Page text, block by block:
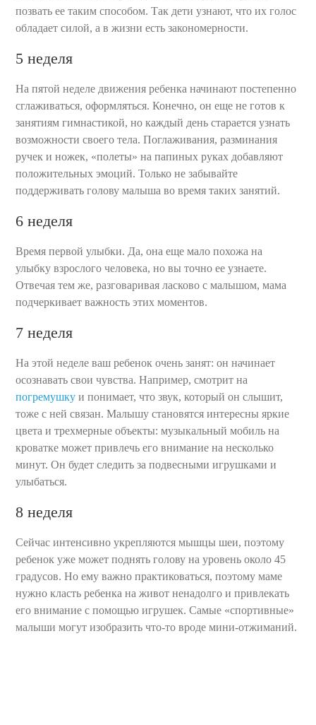
позвать ее таким способом. Так дети узнают, что их голос
обладает силой, а в жизни есть закономерности.
5 неделя
На пятой неделе движения ребенка начинают постепенно
сглаживаться, оформляться. Конечно, он еще не готов к
занятиям гимнастикой, но каждый день старается узнать
возможности своего тела. Поглаживания, разминания
ручек и ножек, «полеты» на папиных руках добавляют
положительных эмоций. Только не забывайте
поддерживать голову малыша во время таких занятий.
6 неделя
Время первой улыбки. Да, она еще мало похожа на
улыбку взрослого человека, но вы точно ее узнаете.
Отвечая тем же, разговаривая ласково с малышом, мама
подчеркивает важность этих моментов.
7 неделя
На этой неделе ваш ребенок очень занят: он начинает
осознавать свои чувства. Например, смотрит на
погремушку и понимает, что звук, который он слышит,
тоже с ней связан. Малышу становятся интересны яркие
цвета и трехмерные объекты: музыкальный мобиль на
кроватке может привлечь его внимание на несколько
минут. Он будет следить за подвесными игрушками и
улыбаться.
8 неделя
Сейчас интенсивно укрепляются мышцы шеи, поэтому
ребенок уже может поднять голову на уровень около 45
градусов. Но ему важно практиковаться, поэтому маме
нужно класть ребенка на живот ненадолго и привлекать
его внимание с помощью игрушек. Самые «спортивные»
малыши могут изобразить что-то вроде мини-отжиманий.